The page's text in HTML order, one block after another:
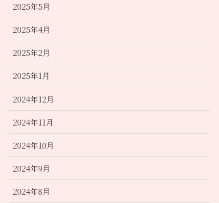
2025年5月
2025年4月
2025年2月
2025年1月
2024年12月
2024年11月
2024年10月
2024年9月
2024年8月